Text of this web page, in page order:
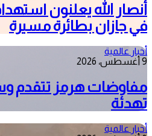
أنصار الله يعلنون
في جازان بطائرة مسيرة
أخبار عالمية
9 أغسطس، 2026
مفاوضات هرمز تتقدم
تهدئة
أخبار عالمية